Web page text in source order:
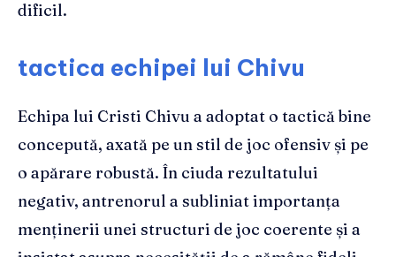
dificil.
tactica echipei lui Chivu
Echipa lui Cristi Chivu a adoptat o tactică bine
concepută, axată pe un stil de joc ofensiv și pe
o apărare robustă. În ciuda rezultatului
negativ, antrenorul a subliniat importanța
menținerii unei structuri de joc coerente și a